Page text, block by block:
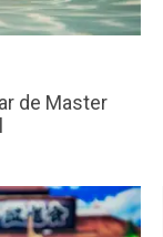
de Master